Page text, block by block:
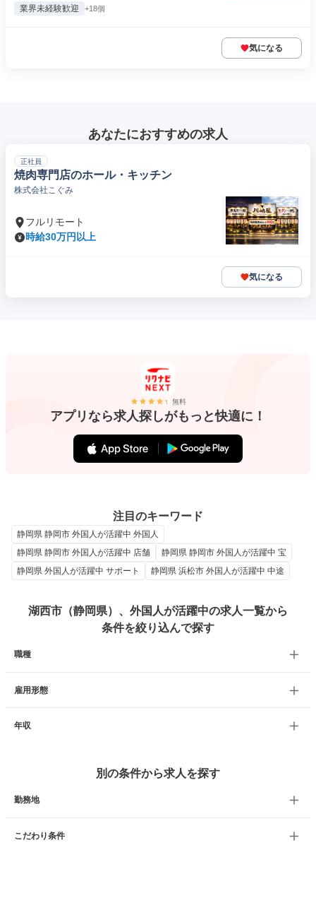
業界未経験歓迎 +18個
気になる
あなたにおすすめの求人
正社員
焼肉専門店のホール・キッチン
株式会社こぐみ
フルリモート
時給30万円以上
気になる
無料
アプリなら求人探しがもっと快適に！
注目のキーワード
静岡県 静岡市 外国人が活躍中 外国人
静岡県 静岡市 外国人が活躍中 店舗
静岡県 静岡市 外国人が活躍中 宝
静岡県 外国人が活躍中 サポート
静岡県 浜松市 外国人が活躍中 中途
湖西市（静岡県）、外国人が活躍中の求人一覧から
条件を絞り込んで探す
職種
雇用形態
年収
別の条件から求人を探す
勤務地
こだわり条件